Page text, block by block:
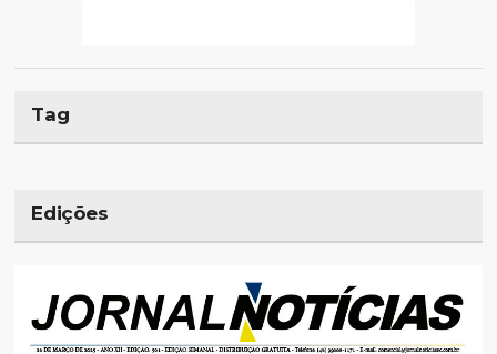
Tag
Edições